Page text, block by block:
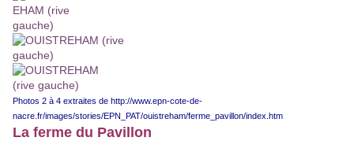
Photos 2 à 4 extraites de http://www.epn-cote-de-
nacre.fr/images/stories/EPN_PAT/ouistreham/ferme_pavillon/index.htm
La ferme du Pavillon